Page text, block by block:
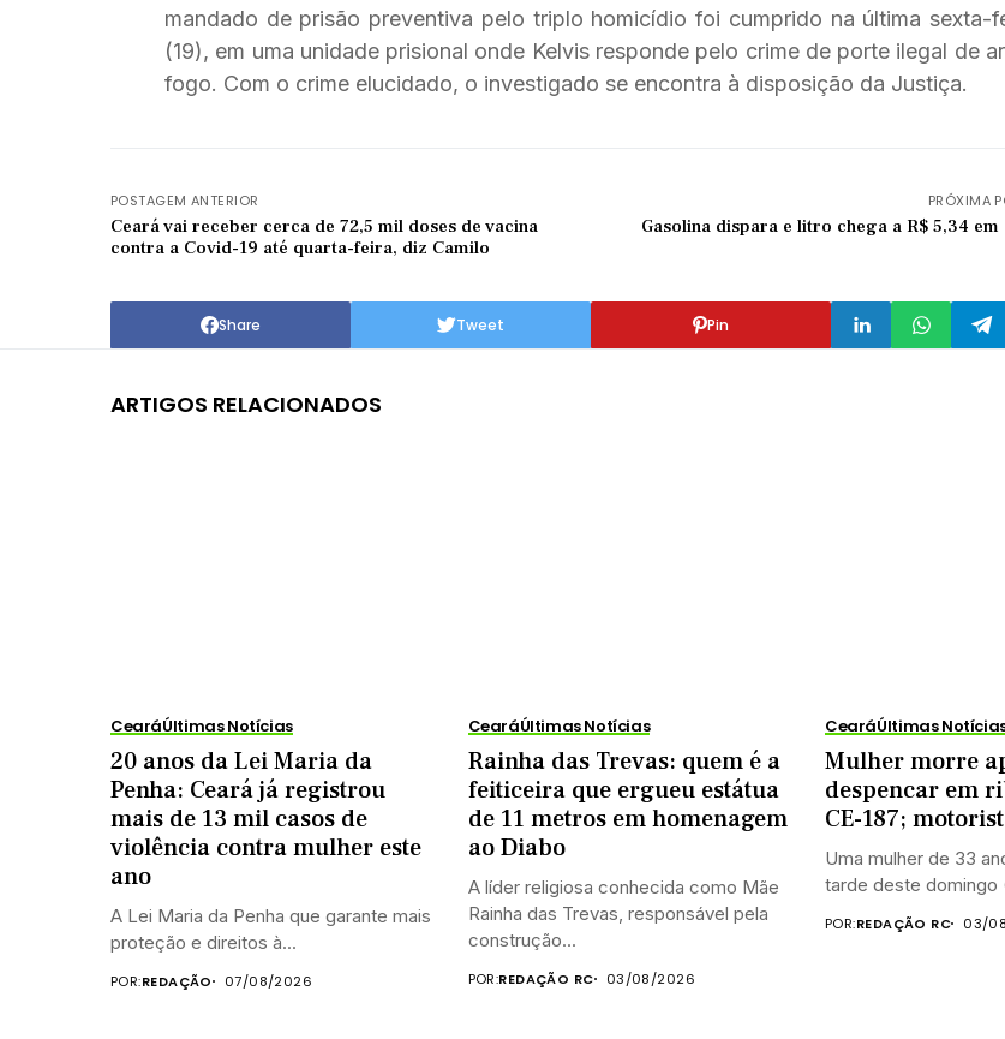
mandado de prisão preventiva pelo triplo homicídio foi cumprido na última sexta-
(19), em uma unidade prisional onde Kelvis responde pelo crime de porte ilegal de
fogo. Com o crime elucidado, o investigado se encontra à disposição da Justiça.
POSTAGEM ANTERIOR
Ceará vai receber cerca de 72,5 mil doses de vacina
contra a Covid-19 até quarta-feira, diz Camilo
PRÓXIMA
Gasolina dispara e litro chega a R$ 5,34 em
Share Tweet Pin
ARTIGOS RELACIONADOS
CearáÚltimas Notícias
20 anos da Lei Maria da
Penha: Ceará já registrou
mais de 13 mil casos de
violência contra mulher este
ano
A Lei Maria da Penha que garante mais
proteção e direitos à...
POR:REDAÇÃO 07/08/2026
CearáÚltimas Notícias
Rainha das Trevas: quem é a
feiticeira que ergueu estátua
de 11 metros em homenagem
ao Diabo
A líder religiosa conhecida como Mãe
Rainha das Trevas, responsável pela
construção...
POR:REDAÇÃO RC 03/08/2026
CearáÚltimas
Mulher morre
despencar em
CE-187;
Uma mulher de 33
tarde deste domingo
POR:REDAÇÃO RC 03/